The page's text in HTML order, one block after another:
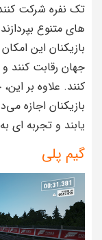
تک‌ نفره شرکت
های متنوع
بازیکنان این
جهان رقابت کنند
بازیکنان اجازه
یابند و تجربه‌ ای
گیم پلی